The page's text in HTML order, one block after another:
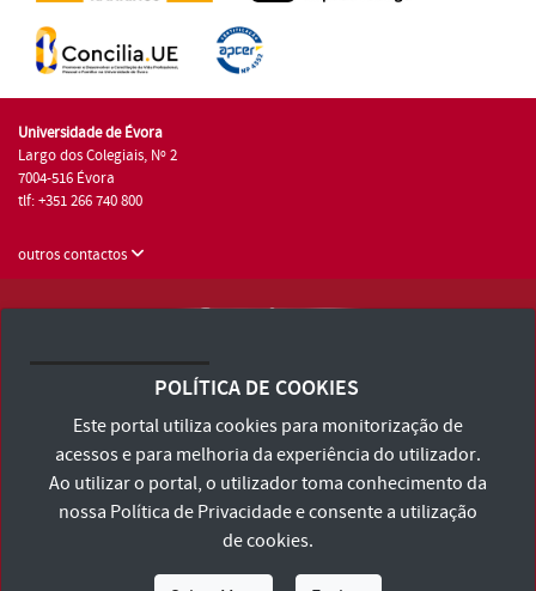
Universidade de Évora
Largo dos Colegiais, Nº 2
7004-516 Évora
tlf: +351 266 740 800
outros contactos
Consulte os Termos e Condições e Política de Privacidade
Declaração de Acessibilidade
POLÍTICA DE COOKIES
Este portal utiliza cookies para monitorização de
acessos e para melhoria da experiência do utilizador.
Ao utilizar o portal, o utilizador toma conhecimento da
nossa Política de Privacidadee consente a utilização
de cookies.